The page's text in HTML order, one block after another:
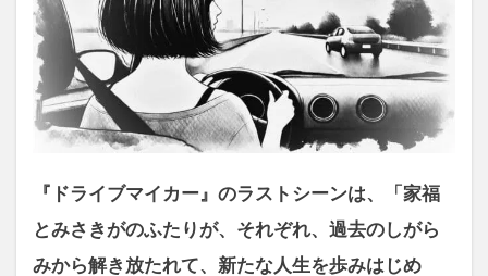
『ドライブマイカー』のラストシーンは、「家福
とみさきがのふたりが、それぞれ、過去のしがら
みから解き放たれて、新たな人生を歩みはじめ